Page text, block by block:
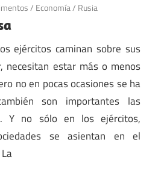
/ Economía/ Rusia
ejércitos caminan sobre sus
necesitan estar más o menos
no en pocas ocasiones se ha
son importantes las
Y no sólo en los ejércitos,
se asientan en el